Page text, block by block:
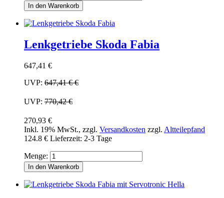
In den Warenkorb
Lenkgetriebe Skoda Fabia
647,41 €
UVP: 647,41 €€
UVP: 770,42 €
270,93 €
Inkl. 19% MwSt., zzgl. Versandkosten zzgl. Altteilepfand
124.8 € Lieferzeit: 2-3 Tage
Menge:
In den Warenkorb